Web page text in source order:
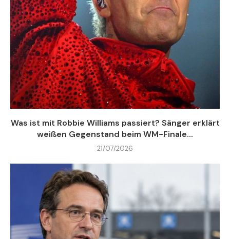
Was ist mit Robbie Williams passiert? Sänger erklärt
weißen Gegenstand beim WM-Finale...
21/07/2026